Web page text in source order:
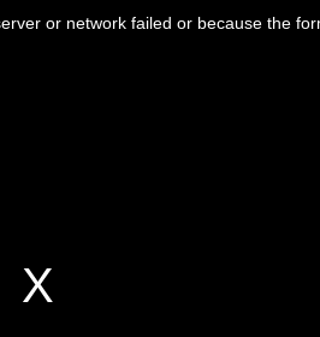
or network failed or because the